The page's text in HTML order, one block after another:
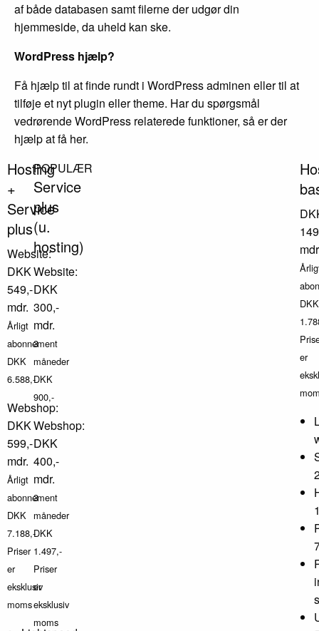
af både databasen samt filerne der udgør din
hjemmeside, da uheld kan ske.
WordPress hjælp?
Få hjælp til at finde rundt i WordPress adminen eller til at
tilføje et nyt plugin eller theme. Har du spørgsmål
vedrørende WordPress relaterede funktioner, så er der
hjælp at få her.
Hosting
+
Service
plus
Website:
DKK
549,-
mdr.
Årligt
abonnement
DKK
6.588,-
Webshop:
DKK
599,-
mdr.
Årligt
abonnement
DKK
7.188,-
Priser
er
eksklusiv
moms
POPULÆR
Service
plus
(u.
hosting)
Website:
DKK
300,-
mdr.
3
måneder
DKK
900,-
Webshop:
DKK
400,-
mdr.
3
måneder
DKK
1.497,-
Priser
er
eksklusiv
moms
DKK
er